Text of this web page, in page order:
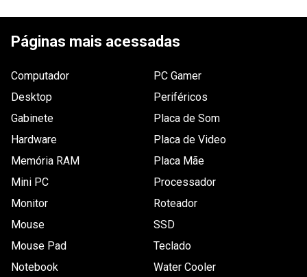
- 1x USB v2.0 (A - Fêmea).
2.600mAh
Outras Informações
L x A x P: 2,2 x 9 x 2cm.
- Tensão: 5V.
- Tensão: 5V.
ESCREVER AVALIAÇÃO
Páginas mais acessadas
Computador
Desktop
Gabinete
Hardware
Memória RAM
Mini PC
Monitor
Mouse
Mouse Pad
Notebook
PC Gamer
Periféricos
Placa de Som
Placa de Video
Placa Mãe
Processador
Roteador
SSD
Teclado
Water Cooler